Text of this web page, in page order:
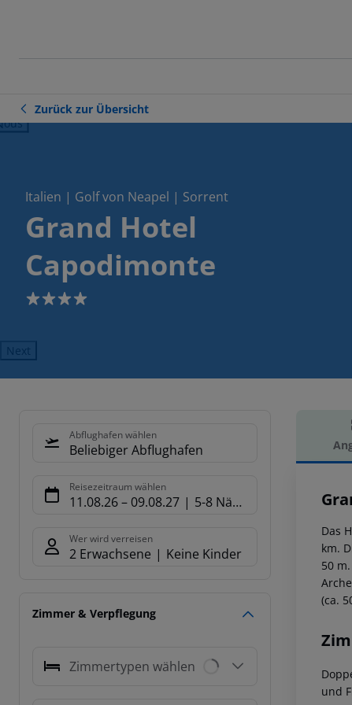
Zurück zur Übersicht
Italien | Golf von Neapel | Sorrent
Grand Hotel
Capodimonte
4
Next
Abflughafen wählen
Beliebiger Abflughafen
Reisezeitraum wählen
11.08.26– 09.08.27 5-8 Nächte
Wer wird verreisen
2 Erwachsene Keine Kinder
Zimmer & Verpflegung
Zimmertypen wählen
Das
km.
50
(ca.
und